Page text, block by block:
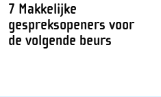
7 Makkelijke
gespreksopeners voor
de volgende beurs